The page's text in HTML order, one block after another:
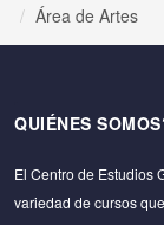
Área de Artes
QUIÉNES
El Centro de Estudios
variedad de cursos